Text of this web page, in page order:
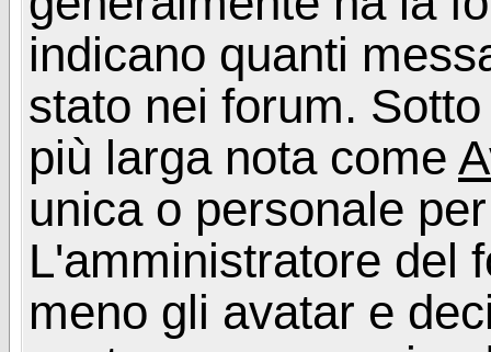
indicano quanti
stato nei forum.
più larga nota come
unica o personale
L'amministratore del
meno gli avatar e